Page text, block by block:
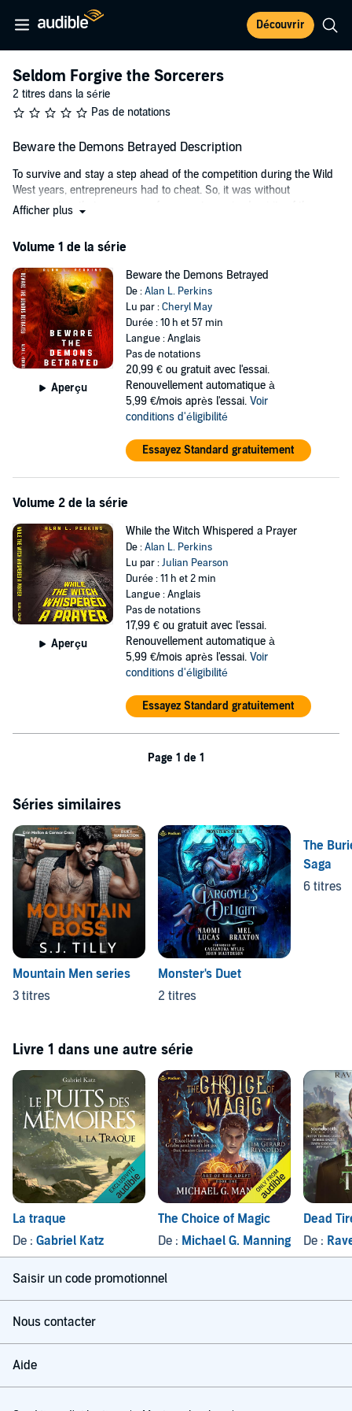
Découvrir
Seldom Forgive the Sorcerers
2 titres dans la série
Pas de notations
Beware the Demons Betrayed Description
To survive and stay a step ahead of the competition during the Wild
West years, entrepreneurs had to cheat. So, it was without
compunction that one group of prospectors raised spirits of the
an unwritten rule, conjuring a demon that refused to go away.
Over a century later, the demon incarnate has resurfaced, only to
wander the mountains while trying to regain its memory - and a
purpose. But time is running out. The awakening has created a rift in
the spiritual world, and to prevent a cataclysm, powerful magi
converge on Colorado.
But the one thing greater than the sorcerers' fear of one of Hell's
mightiest roaming free is their hatred for one another, though little
do they realize that the fiercest obstacle in their way is a sociopath
high school teacher and Lorissa, a tough-minded woman, who will
©2016 Alan Lloyd Perkins (P)2021 Alan Lloyd Perkins
Afficher plus
Volume 1 de la série
Aperçu
Beware the Demons Betrayed
De :Alan L. Perkins
Lu par :Cheryl May
Durée : 10 h et 57 min
Langue : Anglais
Pas de notations
20,99 € ou gratuit avec l'essai.
Renouvellement automatique à
5,99 €/mois après l'essai. Voir
conditions d'éligibilité
Essayez Standard gratuitement
Volume 2 de la série
Aperçu
While the Witch Whispered a Prayer
De :Alan L. Perkins
Lu par :Julian Pearson
Durée : 11 h et 2 min
Langue : Anglais
Pas de notations
17,99 € ou gratuit avec l'essai.
Renouvellement automatique à
5,99 €/mois après l'essai. Voir
conditions d'éligibilité
Essayez Standard gratuitement
Page 1 de 1
Séries similaires
Mountain Men series
3 titres
Monster's Duet
2 titres
The
Saga
6 titres
Livre 1 dans une autre série
La traque
De : Gabriel Katz
The Choice of Magic
De : Michael G. Manning
Dead
De :
Saisir un code promotionnel
Nous contacter
Aide